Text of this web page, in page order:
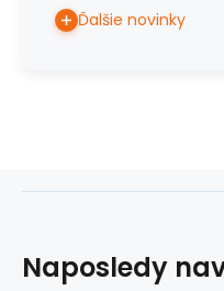
Ďalšie novinky
Naposledy